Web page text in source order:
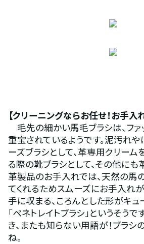
【クリーニングならお任せ！お手入
毛先の細かい馬毛ブラシは、ファ
重宝されているようです。泥汚れ
ーズブラシとして、革専用クリー
る際の靴ブラシとして、その他に
革製品のお手入れでは、天然の馬
てくれるためスムーズにお手入れ
手に収まる、ころんとした形がキ
「ペネトレイトブラシ」というそうで
き、またも知らない用語が！ブラ
ね。